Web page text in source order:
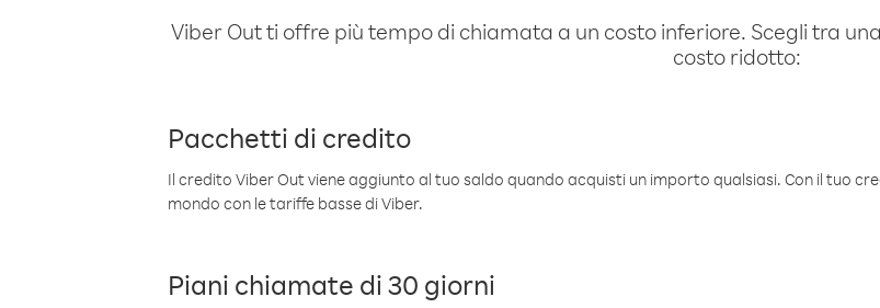
Viber Out ti offre più tempo di chiamata a un costo inferiore. Scegli tra
costo ridotto:
Pacchetti di credito
Il credito Viber Out viene aggiunto al tuo saldo quando acquisti un importo qualsiasi. Con il tuo
mondo con le tariffe basse di Viber.
Piani chiamate di 30 giorni